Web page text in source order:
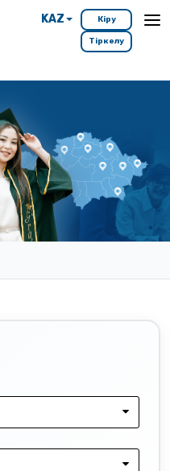
KAZ Кіру
Тіркелу